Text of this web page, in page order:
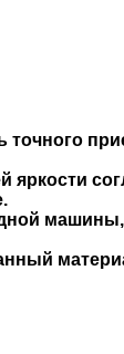
точного
яркости